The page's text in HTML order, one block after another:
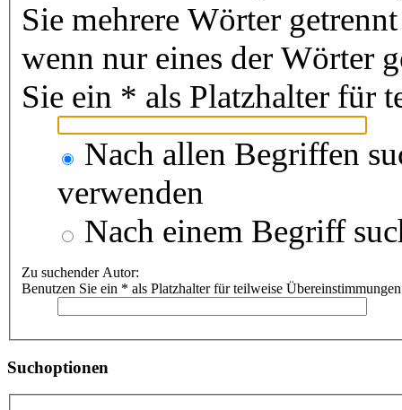
Sie mehrere Wörter
wenn nur eines der Wörter
Sie ein * als Platzhalter für
Nach allen Begriffen
verwenden
Nach einem Begriff
Zu suchender Autor:
Benutzen Sie ein * als Platzhalter für teilweise
Suchoptionen